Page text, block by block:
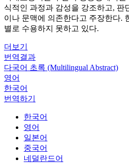
식적인 과정과 감성을 강조하고, 판
이나 문맥에 의존한다고 주장한다.
별로 수용하지 못하고 있다.
더보기
번역결과
다국어 초록 (Multilingual Abstract)
영어
한국어
번역하기
한국어
영어
일본어
중국어
네덜란드어